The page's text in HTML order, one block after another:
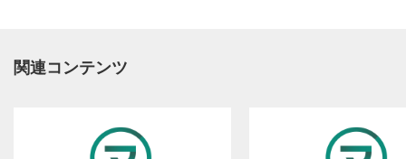
関連コンテンツ